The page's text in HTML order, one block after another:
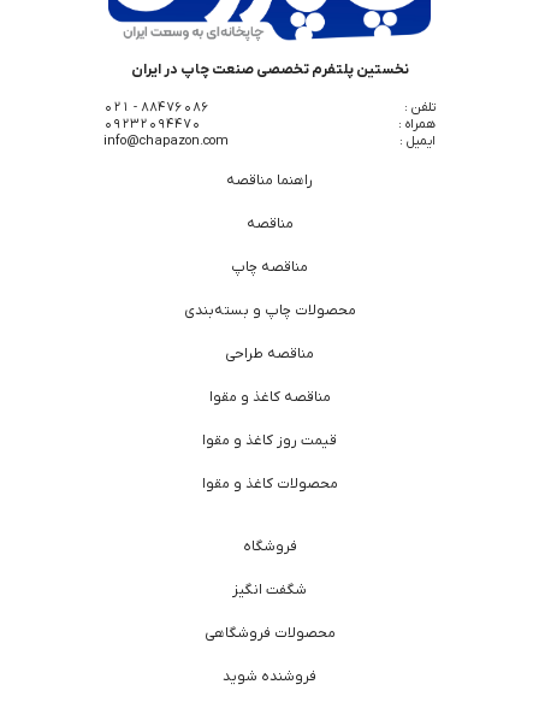
نخستین پلتفرم تخصصی صنعت چاپ در ایران
تلفن :
88476086 - 021
همراه :
09232094470
ایمیل :
info@chapazon.com
راهنما مناقصه
مناقصه
مناقصه چاپ
محصولات چاپ و بسته‌بندی
مناقصه طراحی
مناقصه کاغذ و مقوا
قیمت روز کاغذ و مقوا
محصولات کاغذ و مقوا
فروشگاه
شگفت انگیز
محصولات فروشگاهی
فروشنده شوید